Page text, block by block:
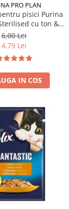
PRO PLAN
pisici Purina
cu ton &
85 gr
6,00 Lei
4,79 Lei
IN COS